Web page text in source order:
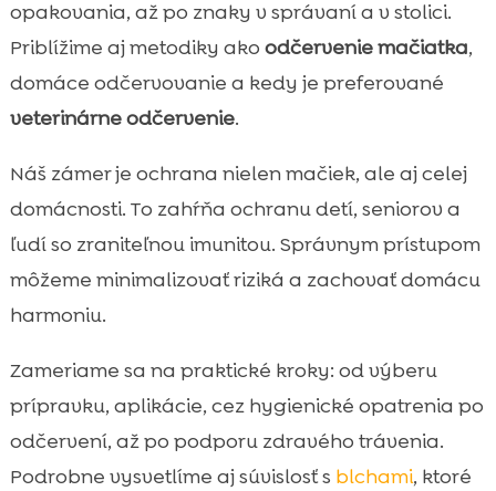

Vedľajšie účinky po odčervení a čo je ešte
Odčervenie a odber trusu: kedy má zmysel
parazitologické vyšetrenie

Odčervenie vs. odblšenie: prečo to často
Hygiena domácnosti počas odčervovania
mačky
Výživa a trávenie po odčervení: ako
podporíme črevá mačky
hypoalergénne receptúry bez kuracieho
mäsa a pšenice
 Mačacia toaleta a kontrola parazitov:
prečo záleží aj na podstielke
opakovania, až po znaky v správaní a v stolici.
Priblížime aj metodiky ako odčervenie mačiatka,
domáce odčervovanie a kedy je preferované
veterinárne odčervenie.
Náš zámer je ochrana nielen mačiek, ale aj celej
domácnosti. To zahŕňa ochranu detí, seniorov a
ľudí so zraniteľnou imunitou. Správnym prístupom
môžeme minimalizovať riziká a zachovať domácu
harmoniu.
Zameriame sa na praktické kroky: od výberu
prípravku, aplikácie, cez hygienické opatrenia po
odčervení, až po podporu zdravého trávenia.
Podrobne vysvetlíme aj súvislosť s blchami, ktoré